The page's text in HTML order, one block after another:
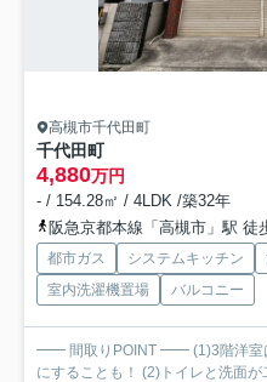
高槻市千代田町
千代田町
4,880万円
- / 154.28㎡ / 4LDK /築32年
阪急京都本線「高槻市」駅 徒
都市ガス システムキッチン
室内洗濯機置場
バルコニー
━━ 間取りPOINT ━━ (1)3階洋室
にすることも！ (2)トイレと洗面が